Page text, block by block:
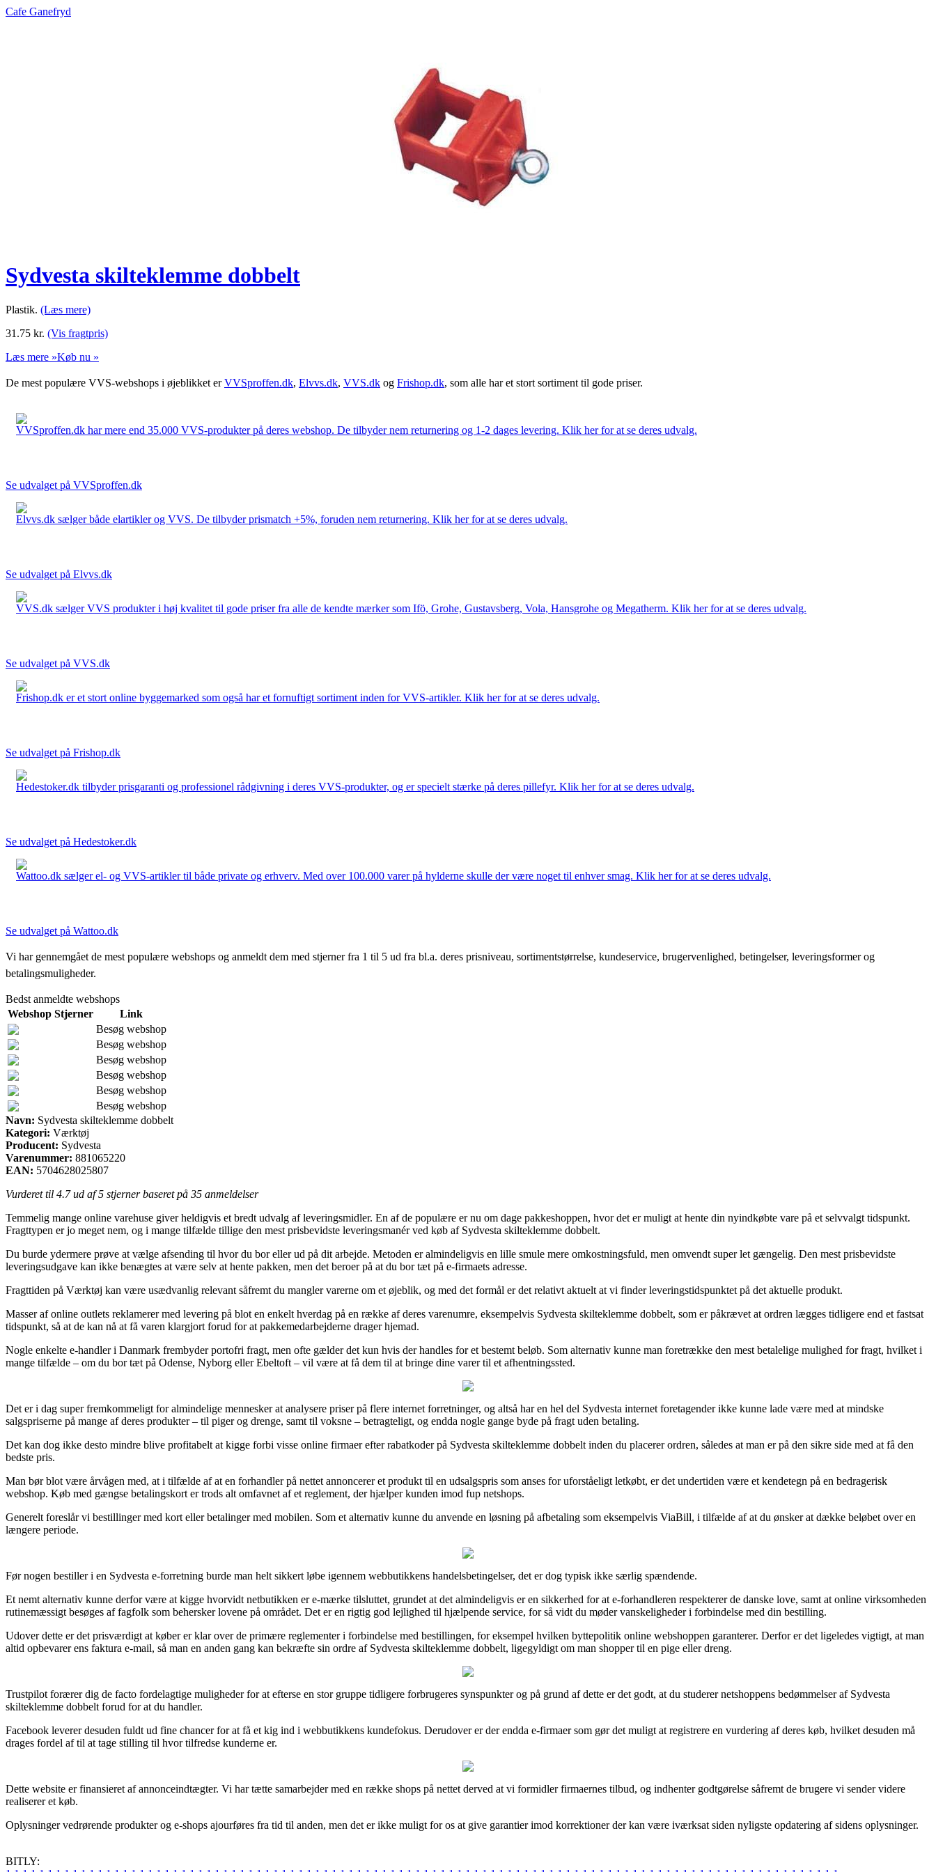
Cafe Ganefryd
Sydvesta skilteklemme dobbelt
Plastik. (Læs mere)
31.75 kr. (Vis fragtpris)
Læs mere »Køb nu »
De mest populære VVS-webshops i øjeblikket erVVSproffen.dk, Elvvs.dk, VVS.dk og Frishop.dk, som alle har et stort sortiment til gode priser.
VVSproffen.dk har mere end 35.000 VVS-produkter på deres webshop. De tilbyder nem returnering og 1-2 dages levering. Klik her for at se deres udvalg.
Se udvalget på VVSproffen.dk
Elvvs.dk sælger både elartikler og VVS. De tilbyder prismatch +5%, foruden nem returnering. Klik her for at se deres udvalg.
Se udvalget på Elvvs.dk
VVS.dk sælger VVS produkter i høj kvalitet til gode priser fra alle de kendte mærker som Ifö, Grohe, Gustavsberg, Vola, Hansgrohe og Megatherm. Klik her for at se deres udvalg.
Se udvalget på VVS.dk
Frishop.dk er et stort online byggemarked som også har et fornuftigt sortiment inden for VVS-artikler. Klik her for at se deres udvalg.
Se udvalget på Frishop.dk
Hedestoker.dk tilbyder prisgaranti og professionel rådgivning i deres VVS-produkter, og er specielt stærke på deres pillefyr. Klik her for at se deres udvalg.
Se udvalget på Hedestoker.dk
Wattoo.dk sælger el- og VVS-artikler til både private og erhverv. Med over 100.000 varer på hylderne skulle der være noget til enhver smag. Klik her for at se deres udvalg.
Se udvalget på Wattoo.dk
Vi har gennemgået de mest populære webshops og anmeldt dem med stjerner fra 1 til 5 ud fra bl.a. deres prisniveau, sortimentstørrelse, kundeservice, brugervenlighed, betingelser, leveringsformer og
betalingsmuligheder.
Bedst anmeldte webshops
Webshop Stjerner
Link
Besøg webshop
Besøg webshop
Besøg webshop
Besøg webshop
Besøg webshop
Besøg webshop
Navn: Sydvesta skilteklemme dobbelt
Kategori: Værktøj
Producent: Sydvesta
Varenummer: 881065220
EAN: 5704628025807
Vurderet til 4.7ud af 5 stjerner baseret på 35 anmeldelser
Temmelig mange online varehuse giver heldigvis et bredt udvalg af leveringsmidler. En af de populære er nu om dage pakkeshoppen, hvor det er muligt at hente din nyindkøbte vare på et selvvalgt tidspunkt.
Fragttypen er jo meget nem, og i mange tilfælde tillige den mest prisbevidste leveringsmanér ved køb af Sydvesta skilteklemme dobbelt.
Du burde ydermere prøve at vælge afsending til hvor du bor eller ud på dit arbejde. Metoden er almindeligvis en lille smule mere omkostningsfuld, men omvendt super let gængelig. Den mest prisbevidste
leveringsudgave kan ikke benægtes at være selv at hente pakken, men det beroer på at du bor tæt på e-firmaets adresse.
Fragttiden på Værktøj kan være usædvanlig relevant såfremt du mangler varerne om et øjeblik, og med det formål er det relativt aktuelt at vi finder leveringstidspunktet på det aktuelle produkt.
Masser af online outlets reklamerer med levering på blot en enkelt hverdag på en række af deres varenumre, eksempelvis Sydvesta skilteklemme dobbelt, som er påkrævet at ordren lægges tidligere end et fastsat
tidspunkt, så at de kan nå at få varen klargjort forud for at pakkemedarbejderne drager hjemad.
Nogle enkelte e-handler i Danmark frembyder portofri fragt, men ofte gælder det kun hvis der handles for et bestemt beløb. Som alternativ kunne man foretrække den mest betalelige mulighed for fragt, hvilket i
mange tilfælde – om du bor tæt på Odense, Nyborg eller Ebeltoft – vil være at få dem til at bringe dine varer til et afhentningssted.
Det er i dag super fremkommeligt for almindelige mennesker at analysere priser på flere internet forretninger, og altså har en hel del Sydvesta internet foretagender ikke kunne lade være med at mindske
salgspriserne på mange af deres produkter – til piger og drenge, samt til voksne – betragteligt, og endda nogle gange byde på fragt uden betaling.
Det kan dog ikke desto mindre blive profitabelt at kigge forbi visse online firmaer efter rabatkoder på Sydvesta skilteklemme dobbelt inden du placerer ordren, således at man er på den sikre side med at få den
bedste pris.
Man bør blot være årvågen med, at i tilfælde af at en forhandler på nettet annoncerer et produkt til en udsalgspris som anses for uforståeligt letkøbt, er det undertiden være et kendetegn på en bedragerisk
webshop. Køb med gængse betalingskort er trods alt omfavnet af et reglement, der hjælper kunden imod fup netshops.
Generelt foreslår vi bestillinger med kort eller betalinger med mobilen. Som et alternativ kunne du anvende en løsning på afbetaling som eksempelvis ViaBill, i tilfælde af at du ønsker at dække beløbet over en
længere periode.
Før nogen bestiller i en Sydvesta e-forretning burde man helt sikkert løbe igennem webbutikkens handelsbetingelser, det er dog typisk ikke særlig spændende.
Et nemt alternativ kunne derfor være at kigge hvorvidt netbutikken er e-mærke tilsluttet, grundet at det almindeligvis er en sikkerhed for at e-forhandleren respekterer de danske love, samt at online virksomheden
rutinemæssigt besøges af fagfolk som behersker lovene på området. Det er en rigtig god lejlighed til hjælpende service, for så vidt du møder vanskeligheder i forbindelse med din bestilling.
Udover dette er det prisværdigt at køber er klar over de primære reglementer i forbindelse med bestillingen, for eksempel hvilken byttepolitik online webshoppen garanterer. Derfor er det ligeledes vigtigt, at man
altid opbevarer ens faktura e-mail, så man en anden gang kan bekræfte sin ordre af Sydvesta skilteklemme dobbelt, ligegyldigt om man shopper til en pige eller dreng.
Trustpilot forærer dig de facto fordelagtige muligheder for at efterse en stor gruppe tidligere forbrugeres synspunkter og på grund af dette er det godt, at du studerer netshoppens bedømmelser af Sydvesta
skilteklemme dobbelt forud for at du handler.
Facebook leverer desuden fuldt ud fine chancer for at få et kig ind i webbutikkens kundefokus. Derudover er der endda e-firmaer som gør det muligt at registrere en vurdering af deres køb, hvilket desuden må
drages fordel af til at tage stilling til hvor tilfredse kunderne er.
Dette website er finansieret af annonceindtægter. Vi har tætte samarbejder med en række shops på nettet derved at vi formidler firmaernes tilbud, og indhenter godtgørelse såfremt de brugere vi sender videre
realiserer et køb.
Oplysninger vedrørende produkter og e-shops ajourføres fra tid til anden, men det er ikke muligt for os at give garantier imod korrektioner der kan være iværksat siden nyligste opdatering af sidens oplysninger.
BITLY: